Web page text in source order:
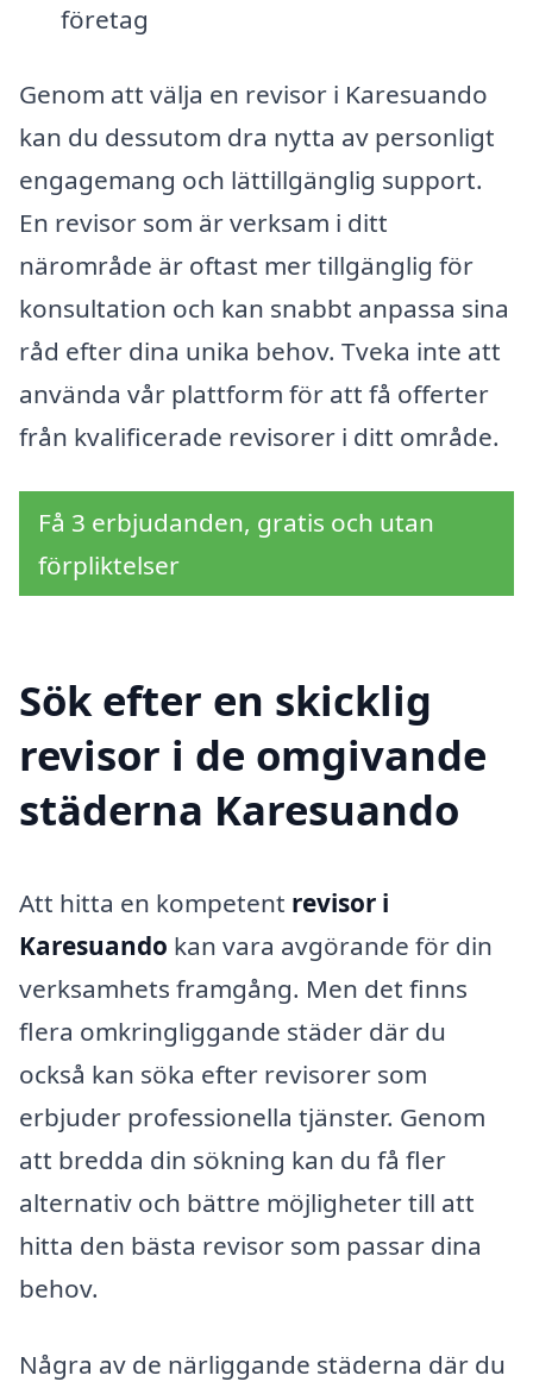
företag
Genom att välja en revisor i Karesuando
kan du dessutom dra nytta av personligt
engagemang och lättillgänglig support.
En revisor som är verksam i ditt
närområde är oftast mer tillgänglig för
konsultation och kan snabbt anpassa sina
råd efter dina unika behov. Tveka inte att
använda vår plattform för att få offerter
från kvalificerade revisorer i ditt område.
Få 3 erbjudanden, gratis och utan
förpliktelser
Sök efter en skicklig
revisor i de omgivande
städerna Karesuando
Att hitta en kompetent revisor i
Karesuando kan vara avgörande för din
verksamhets framgång. Men det finns
flera omkringliggande städer där du
också kan söka efter revisorer som
erbjuder professionella tjänster. Genom
att bredda din sökning kan du få fler
alternativ och bättre möjligheter till att
hitta den bästa revisor som passar dina
behov.
Några av de närliggande städerna där du